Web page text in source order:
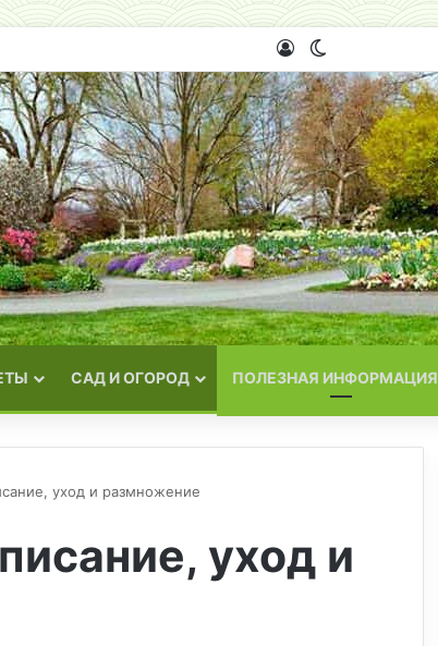
Войти
САД И ОГОРОД ПОЛЕЗНАЯ ИНФОРМАЦИЯ
уход и размножение
уход и